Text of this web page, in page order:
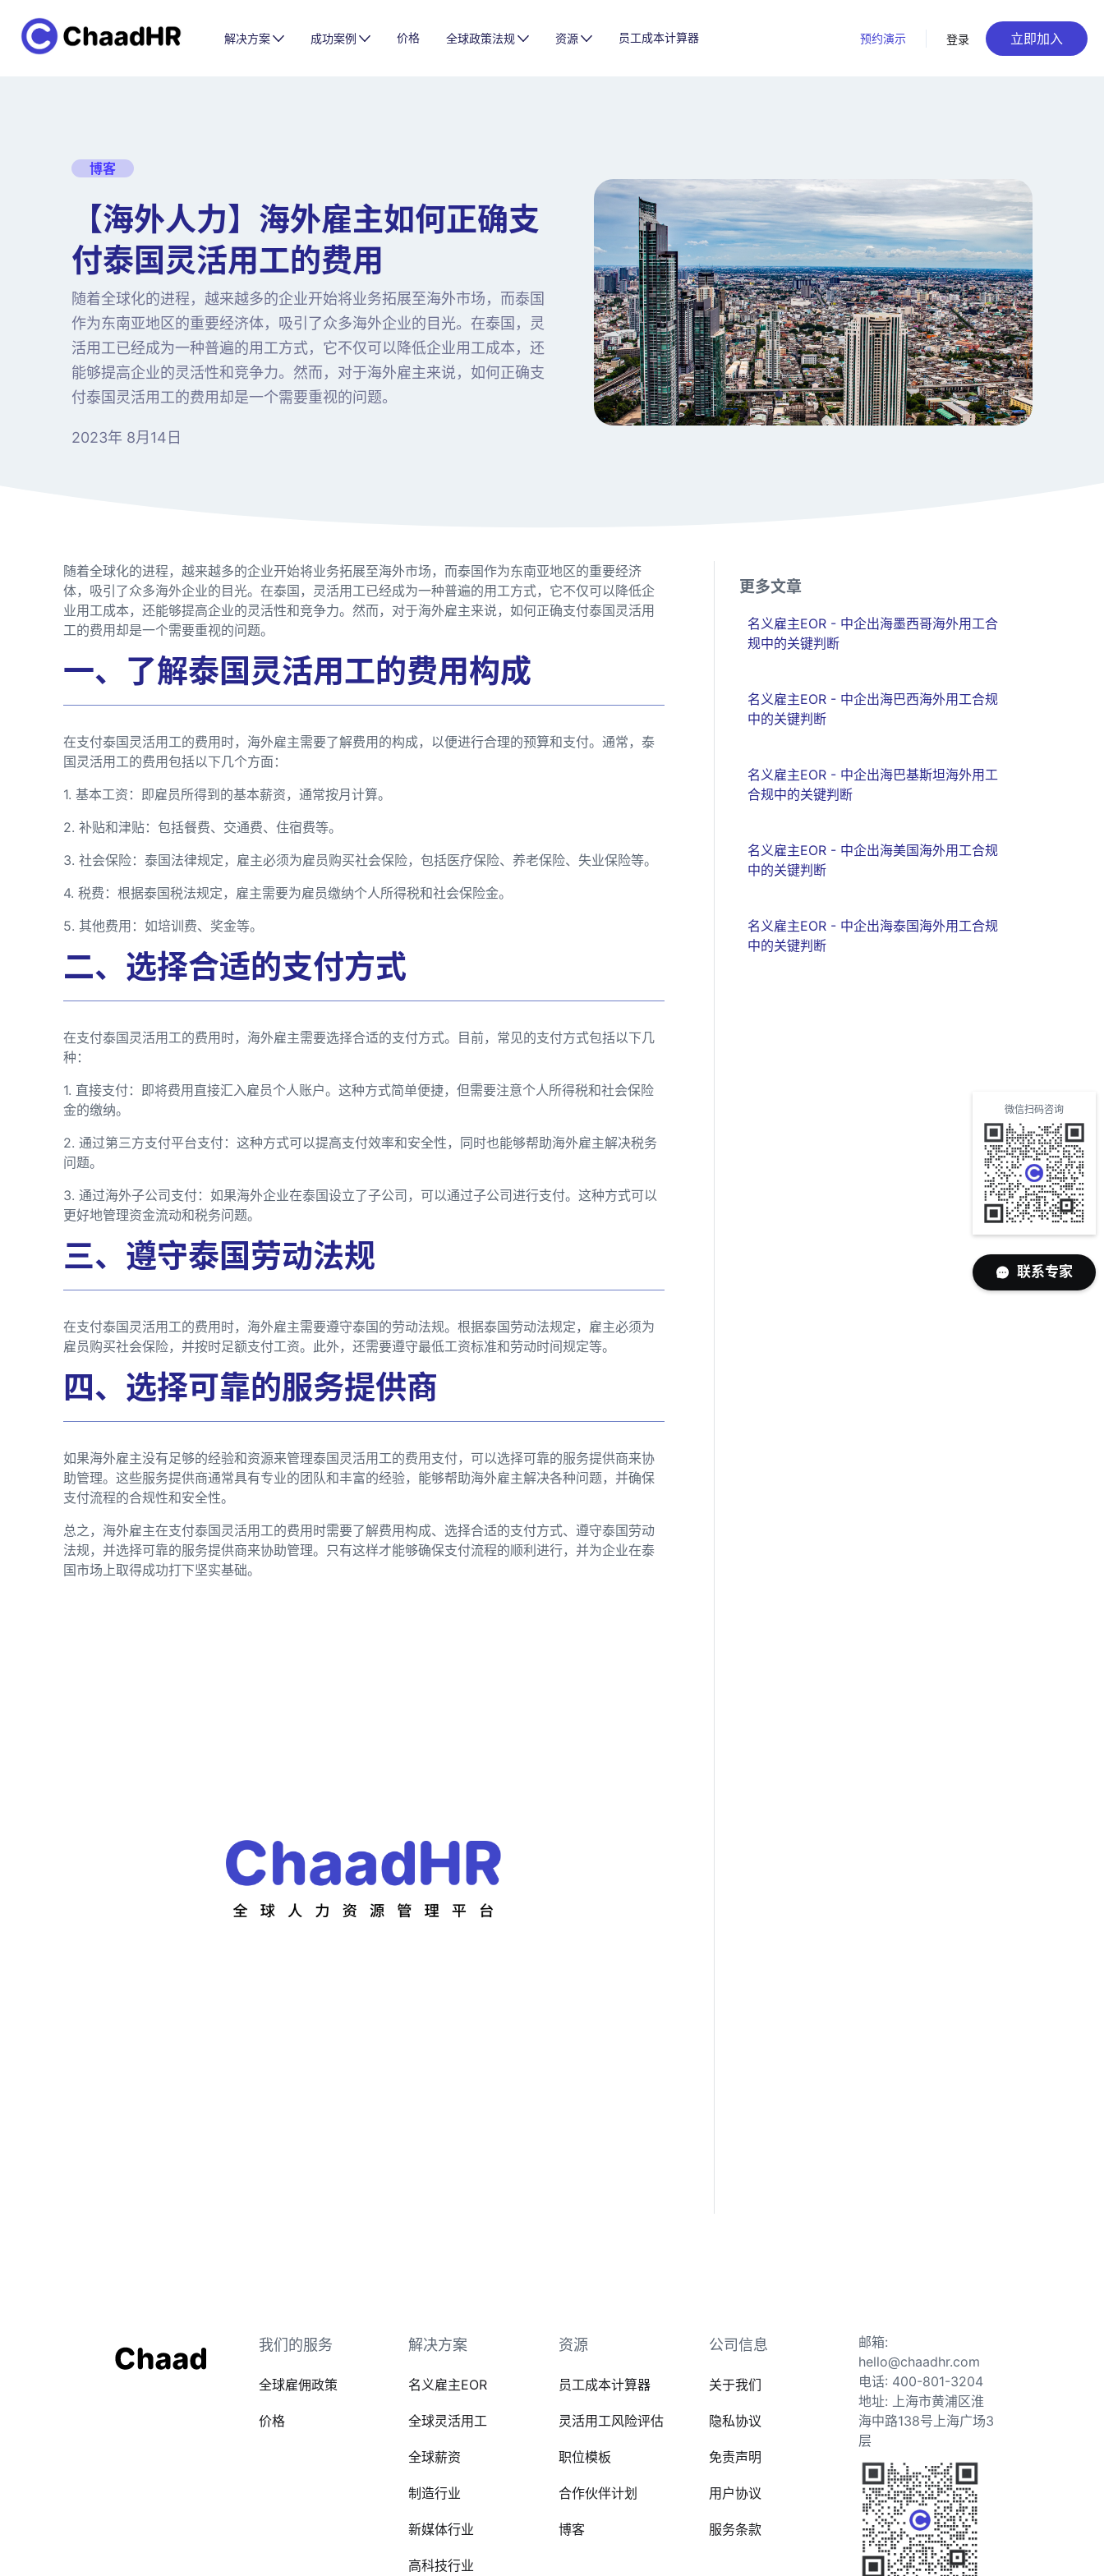
解决方案 成功案例 价格 全球政策法规 资源 员工成本计算器 预约演示 登录 立即加入
博客
【海外人力】海外雇主如何正确支
付泰国灵活用工的费用
随着全球化的进程，越来越多的企业开始将业务拓展至海外市场，而泰国
作为东南亚地区的重要经济体，吸引了众多海外企业的目光。在泰国，灵
活用工已经成为一种普遍的用工方式，它不仅可以降低企业用工成本，还
能够提高企业的灵活性和竞争力。然而，对于海外雇主来说，如何正确支
付泰国灵活用工的费用却是一个需要重视的问题。
2023年 8月14日
随着全球化的进程，越来越多的企业开始将业务拓展至海外市场，而泰国作为东南亚地区的重要经济
体，吸引了众多海外企业的目光。在泰国，灵活用工已经成为一种普遍的用工方式，它不仅可以降低企
业用工成本，还能够提高企业的灵活性和竞争力。然而，对于海外雇主来说，如何正确支付泰国灵活用
工的费用却是一个需要重视的问题。
一、了解泰国灵活用工的费用构成
在支付泰国灵活用工的费用时，海外雇主需要了解费用的构成，以便进行合理的预算和支付。通常，泰
国灵活用工的费用包括以下几个方面：
1. 基本工资：即雇员所得到的基本薪资，通常按月计算。
2. 补贴和津贴：包括餐费、交通费、住宿费等。
3. 社会保险：泰国法律规定，雇主必须为雇员购买社会保险，包括医疗保险、养老保险、失业保险等。
4. 税费：根据泰国税法规定，雇主需要为雇员缴纳个人所得税和社会保险金。
5. 其他费用：如培训费、奖金等。
二、选择合适的支付方式
在支付泰国灵活用工的费用时，海外雇主需要选择合适的支付方式。目前，常见的支付方式包括以下几
种：
1. 直接支付：即将费用直接汇入雇员个人账户。这种方式简单便捷，但需要注意个人所得税和社会保险
金的缴纳。
2. 通过第三方支付平台支付：这种方式可以提高支付效率和安全性，同时也能够帮助海外雇主解决税务
问题。
3. 通过海外子公司支付：如果海外企业在泰国设立了子公司，可以通过子公司进行支付。这种方式可以
更好地管理资金流动和税务问题。
三、遵守泰国劳动法规
在支付泰国灵活用工的费用时，海外雇主需要遵守泰国的劳动法规。根据泰国劳动法规定，雇主必须为
雇员购买社会保险，并按时足额支付工资。此外，还需要遵守最低工资标准和劳动时间规定等。
四、选择可靠的服务提供商
如果海外雇主没有足够的经验和资源来管理泰国灵活用工的费用支付，可以选择可靠的服务提供商来协
助管理。这些服务提供商通常具有专业的团队和丰富的经验，能够帮助海外雇主解决各种问题，并确保
支付流程的合规性和安全性。
总之，海外雇主在支付泰国灵活用工的费用时需要了解费用构成、选择合适的支付方式、遵守泰国劳动
法规，并选择可靠的服务提供商来协助管理。只有这样才能够确保支付流程的顺利进行，并为企业在泰
国市场上取得成功打下坚实基础。
更多文章
名义雇主EOR - 中企出海墨西哥海外用工合
规中的关键判断
名义雇主EOR - 中企出海巴西海外用工合规
中的关键判断
名义雇主EOR - 中企出海巴基斯坦海外用工
合规中的关键判断
名义雇主EOR - 中企出海美国海外用工合规
中的关键判断
名义雇主EOR - 中企出海泰国海外用工合规
中的关键判断
我们的服务
全球雇佣政策
价格
解决方案
名义雇主EOR
全球灵活用工
全球薪资
制造行业
新媒体行业
高科技行业
资源
员工成本计算器
灵活用工风险评估
职位模板
合作伙伴计划
博客
公司信息
关于我们
隐私协议
免责声明
用户协议
服务条款
邮箱:
hello@chaadhr.com
电话: 400-801-3204
地址: 上海市黄浦区淮
海中路138号上海广场3
层
微信扫码咨询
联系专家